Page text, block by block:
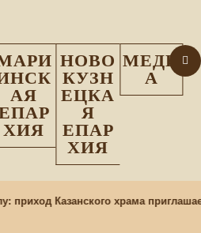
АЯ
ХИЯ
НОВО
КУЗН
ЕЦКА
Я
ЕПАР
ХИЯ
МЕДИ
А
Казанского храма приглашает